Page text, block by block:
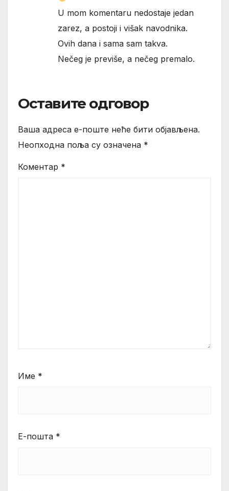
U mom komentaru nedostaje jedan
zarez, a postoji i višak navodnika.
Ovih dana i sama sam takva.
Nečeg je previše, a nečeg premalo.
Оставите одговор
Ваша адреса е-поште неће бити објављена.
Неопходна поља су означена *
Коментар *
Име *
Е-пошта *